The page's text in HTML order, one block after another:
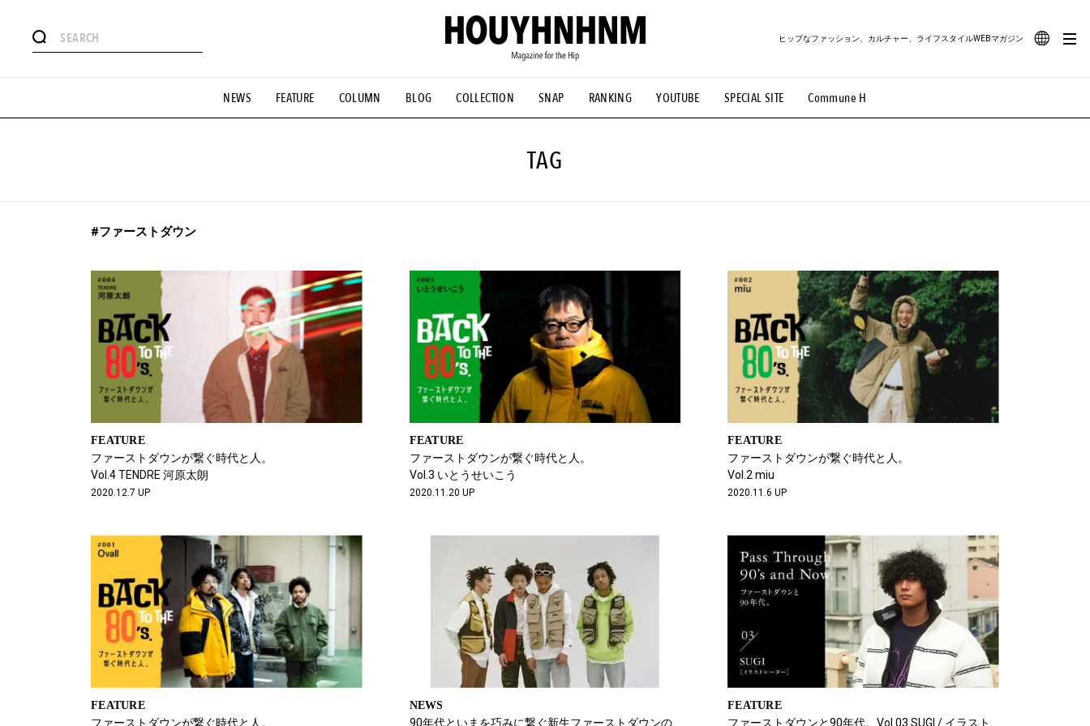
NEWS FEATURE COLUMN BLOG COLLECTION SNAP RANKING YOUTUBE SPECIAL SITE Commune H
ヒップなファッション、カルチャー、ライフスタイルWEBマガジン
#憧れの逸品 #ESSENTIAL DESIGNS #古着サミット #NEW VINTAGE #マイナーグッド図鑑 #路地裏てぃーん。 #MONTHLY JOURNAL
#GH 銘品の所以 #フイナムのYouTube #Commune H #FOCUS IT #AH.H #ととけん #FASHION #MUSIC #MOVIE #LIFESTYLE #SNEAKER #OUTDOOR
TAG
#ファーストダウン
FEATURE
ファーストダウンが繋ぐ時代と人。
Vol.4 TENDRE 河原太朗
2020.12.7 UP
FEATURE
ファーストダウンが繋ぐ時代と人。
Vol.3 いとうせいこう
2020.11.20 UP
FEATURE
ファーストダウンが繋ぐ時代と人。
Vol.2 miu
2020.11.6 UP
FEATURE
ファーストダウンが繋ぐ時代と人。
NEWS
90年代といまを巧みに繋ぐ新生ファーストダウンの
FEATURE
ファーストダウンと90年代。Vol.03 SUGI / イラスト